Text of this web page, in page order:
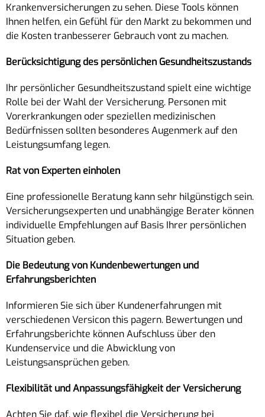
Krankenversicherungen zu sehen. Diese Tools können
Ihnen helfen, ein Gefühl für den Markt zu bekommen und
die Kosten tranbesserer Gebrauch vont zu machen.
Berücksichtigung des persönlichen Gesundheitszustands
Ihr persönlicher Gesundheitszustand spielt eine wichtige
Rolle bei der Wahl der Versicherung. Personen mit
Vorerkrankungen oder speziellen medizinischen
Bedürfnissen sollten besonderes Augenmerk auf den
Leistungsumfang legen.
Rat von Experten einholen
Eine professionelle Beratung kann sehr hilgünstigch sein.
Versicherungsexperten und unabhängige Berater können
individuelle Empfehlungen auf Basis Ihrer persönlichen
Situation geben.
Die Bedeutung von Kundenbewertungen und
Erfahrungsberichten
Informieren Sie sich über Kundenerfahrungen mit
verschiedenen Versicon this pagern. Bewertungen und
Erfahrungsberichte können Aufschluss über den
Kundenservice und die Abwicklung von
Leistungsansprüchen geben.
Flexibilität und Anpassungsfähigkeit der Versicherung
Achten Sie daf, wie flexibel die Versicherung bei